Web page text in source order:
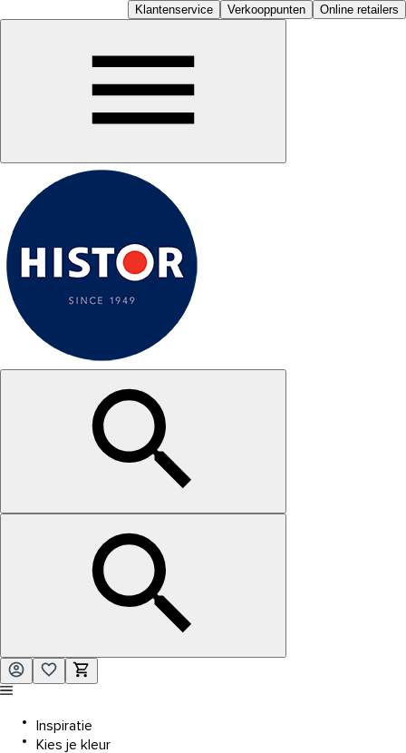
Klantenservice Verkooppunten Online retailers
Inspiratie
Kies je kleur